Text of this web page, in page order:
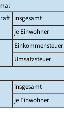
insgesamt
je Einwohner
Einkommensteuer
Umsatzsteuer
insgesamt
je Einwohner